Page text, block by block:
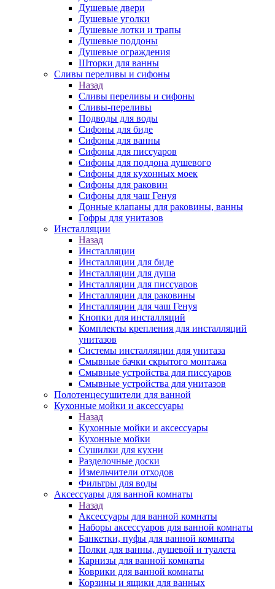
Душевые двери
Душевые уголки
Душевые лотки и трапы
Душевые поддоны
Душевые ограждения
Шторки для ванны
Сливы переливы и сифоны
Назад
Сливы переливы и сифоны
Сливы-переливы
Подводы для воды
Сифоны для биде
Сифоны для ванны
Сифоны для писсуаров
Сифоны для поддона душевого
Сифоны для кухонных моек
Сифоны для раковин
Сифоны для чаш Генуя
Донные клапаны для раковины, ванны
Гофры для унитазов
Инсталляции
Назад
Инсталляции
Инсталляции для биде
Инсталляции для душа
Инсталляции для писсуаров
Инсталляции для раковины
Инсталляции для чаш Генуя
Кнопки для инсталляций
Комплекты крепления для инсталляций
унитазов
Системы инсталляции для унитаза
Смывные бачки скрытого монтажа
Смывные устройства для писсуаров
Смывные устройства для унитазов
Полотенцесушители для ванной
Кухонные мойки и аксессуары
Назад
Кухонные мойки и аксессуары
Кухонные мойки
Сушилки для кухни
Разделочные доски
Измельчители отходов
Фильтры для воды
Аксессуары для ванной комнаты
Назад
Аксессуары для ванной комнаты
Наборы аксессуаров для ванной комнаты
Банкетки, пуфы для ванной комнаты
Полки для ванны, душевой и туалета
Карнизы для ванной комнаты
Коврики для ванной комнаты
Корзины и ящики для ванных